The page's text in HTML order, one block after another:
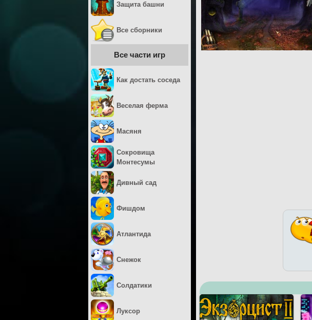
Защита башни
Все сборники
Все части игр
Как достать соседа
Веселая ферма
Масяня
Сокровища
Монтесумы
Дивный сад
Фишдом
Атлантида
Снежок
Солдатики
Луксор